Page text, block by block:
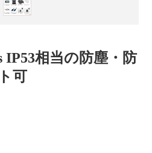
IP53相当の防塵・防
可